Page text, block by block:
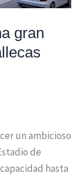
gran
un ambicioso
de
hasta